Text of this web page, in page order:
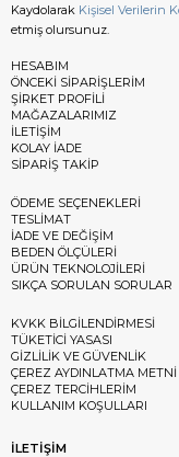
Kaydolarak Kişisel Verilerin
etmiş olursunuz.
HESABIM
ÖNCEKİ SİPARİŞLERİM
ŞİRKET PROFİLİ
MAĞAZALARIMIZ
İLETİŞİM
KOLAY İADE
SİPARİŞ TAKİP
ÖDEME SEÇENEKLERİ
TESLİMAT
İADE VE DEĞİŞİM
BEDEN ÖLÇÜLERİ
ÜRÜN TEKNOLOJİLERİ
SIKÇA SORULAN SORULAR
KVKK BİLGİLENDİRMESİ
TÜKETİCİ YASASI
GİZLİLİK VE GÜVENLİK
ÇEREZ AYDINLATMA METNİ
ÇEREZ TERCİHLERİM
KULLANIM KOŞULLARI
İLETİŞİM